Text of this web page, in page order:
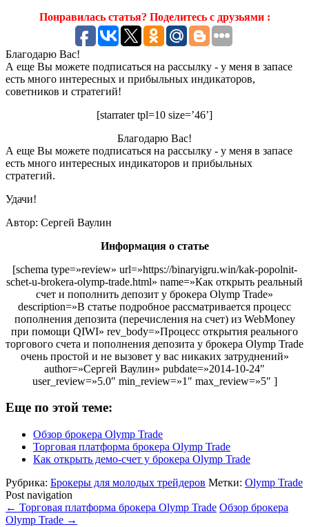
Понравилась статья? Поделитесь с друзьями :
Благодарю Вас!
А еще Вы можете подписаться на рассылку - у меня в запасе
есть много интересных и прибыльных индикаторов,
советников и стратегий!
[starrater tpl=10 size=’46’]
Благодарю Вас!
А еще Вы можете подписаться на рассылку - у меня в запасе
есть много интересных индикаторов и прибыльных
стратегий.
Удачи!
Автор: Сергей Ваулин
Информация о статье
[schema type=»review» url=»https://binaryigru.win/kak-popolnit-
schet-u-brokera-olymp-trade.html» name=»Как открыть реальный
счет и пополнить депозит у брокера Olymp Trade»
description=»В статье подробное рассматривается процесс
пополнения депозита (перечисления на счет) из WebMoney
при помощи QIWI» rev_body=»Процесс открытия реального
торгового счета и пополнения депозита у брокера Olymp Trade
очень простой и не вызовет у вас никаких затруднений»
author=»Сергей Ваулин» pubdate=»2014-10-24″
user_review=»5.0″ min_review=»1″ max_review=»5″ ]
Еще по этой теме:
Обзор брокера Olymp Trade
Торговая платформа брокера Olymp Trade
Как открыть демо-счет у брокера Olymp Trade
Рубрика: Брокеры для молодых трейдеров Метки: Olymp Trade
Post navigation
← Торговая платформа брокера Olymp Trade Обзор брокера
Olymp Trade →